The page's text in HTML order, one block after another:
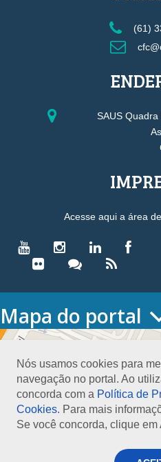
Nós usamos cookies para
navegação no portal. Ao
concorda com a Política de
Cookies. Para mais
Se você concorda, clique em
(61)
SAUS
Acesse aqui a área
Mapa do portal
HOME
Conselho Diretor
Nossa Sede
Planejamento
Organograma
Medalha João Lyra